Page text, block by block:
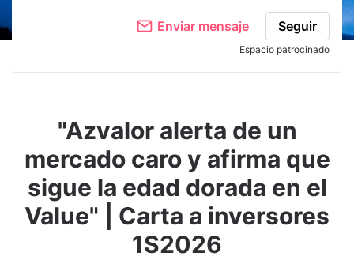
Enviar mensaje Seguir
Espacio patrocinado
"Azvalor alerta de un
mercado caro y afirma que
sigue la edad dorada en el
Value" | Carta a inversores
1S2026